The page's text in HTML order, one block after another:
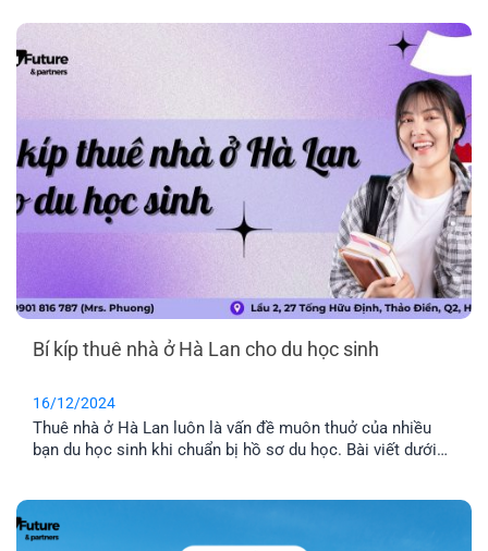
Bí kíp thuê nhà ở Hà Lan cho du học sinh
16/12/2024
Thuê nhà ở Hà Lan luôn là vấn đề muôn thuở của nhiều
bạn du học sinh khi chuẩn bị hồ sơ du học. Bài viết dưới